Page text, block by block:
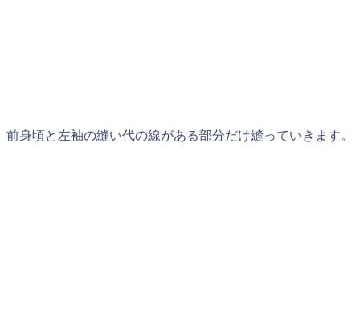
前身頃と左袖の縫い代の線がある部分だけ縫っていきます。